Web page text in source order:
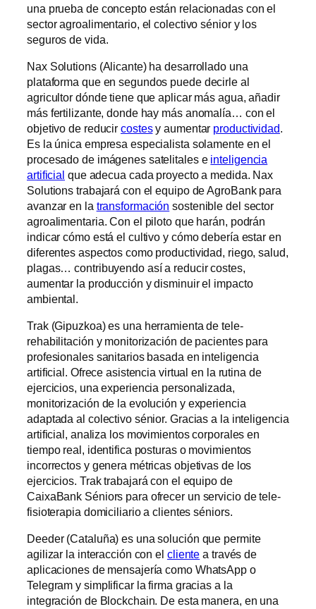
una prueba de concepto están relacionadas con el
sector agroalimentario, el colectivo sénior y los
seguros de vida.
Nax Solutions (Alicante) ha desarrollado una
plataforma que en segundos puede decirle al
agricultor dónde tiene que aplicar más agua, añadir
más fertilizante, donde hay más anomalía… con el
objetivo de reducircostesy aumentar productividad.
Es la única empresa especialista solamente en el
procesado de imágenes satelitales e inteligencia
artificial que adecua cada proyecto a medida. Nax
Solutions trabajará con el equipo de AgroBank para
avanzar en la transformación sostenible del sector
agroalimentaria. Con el piloto que harán, podrán
indicar cómo está el cultivo y cómo debería estar en
diferentes aspectos como productividad, riego, salud,
plagas… contribuyendo así a reducir costes,
aumentar la producción y disminuir el impacto
ambiental.
Trak (Gipuzkoa) es una herramienta de tele-
rehabilitación y monitorización de pacientes para
profesionales sanitarios basada en inteligencia
artificial. Ofrece asistencia virtual en la rutina de
ejercicios, una experiencia personalizada,
monitorización de la evolución y experiencia
adaptada al colectivo sénior. Gracias a la inteligencia
artificial, analiza los movimientos corporales en
tiempo real, identifica posturas o movimientos
incorrectos y genera métricas objetivas de los
ejercicios. Trak trabajará con el equipo de
CaixaBank Séniors para ofrecer un servicio de tele-
fisioterapia domiciliario a clientes séniors.
Deeder (Cataluña) es una solución que permite
agilizar la interacción con el cliente a través de
aplicaciones de mensajería como WhatsApp o
Telegram y simplificar la firma gracias a la
integración de Blockchain. De esta manera, en una